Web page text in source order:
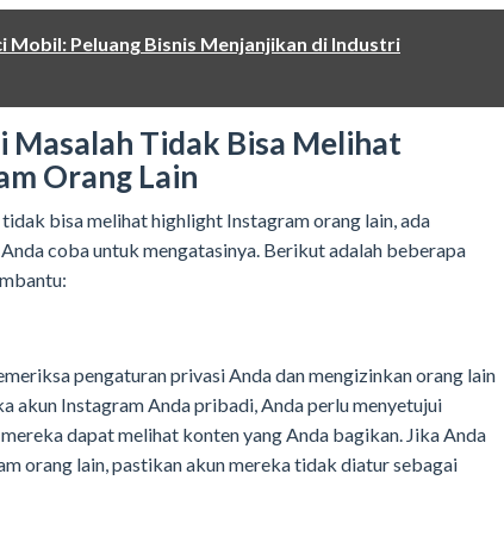
Mobil: Peluang Bisnis Menjanjikan di Industri
Masalah Tidak Bisa Melihat
Orang Lain
bisa melihat highlight Instagram orang lain, ada
coba untuk mengatasinya. Berikut adalah beberapa
pengaturan privasi Anda dan mengizinkan orang lain
akun Instagram Anda pribadi, Anda perlu menyetujui
dapat melihat konten yang Anda bagikan. Jika Anda
orang lain, pastikan akun mereka tidak diatur sebagai